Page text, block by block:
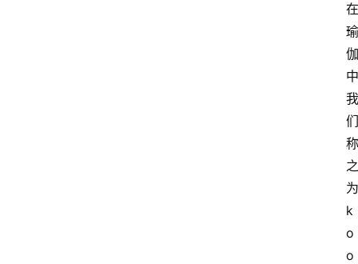
在
瑜
伽
中
我
们
称
之
为
k
o
o